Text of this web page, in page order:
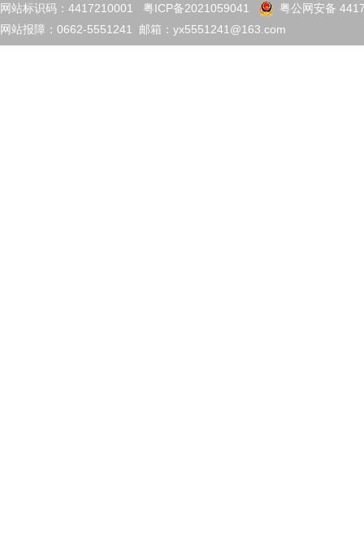
网站标识码：4417210001 粤ICP备2021059041
粤公网安备
网站报障：0662-5551241 邮箱：yx5551241@163.com